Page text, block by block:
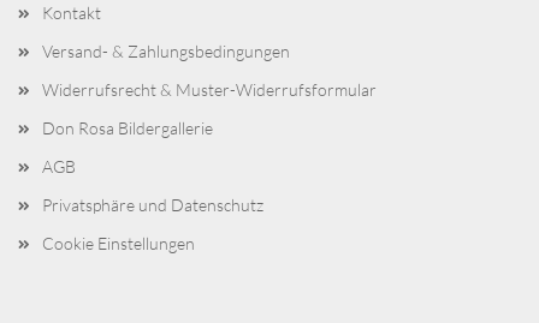
Kontakt
Versand- & Zahlungsbedingungen
Widerrufsrecht & Muster-Widerrufsformular
Don Rosa Bildergallerie
AGB
Privatsphäre und Datenschutz
Cookie Einstellungen